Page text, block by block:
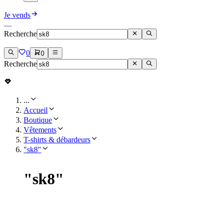
Je vends
Recherche
0 0
Recherche
...
Accueil
Boutique
Vêtements
T-shirts & débardeurs
"sk8"
"sk8"